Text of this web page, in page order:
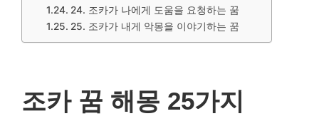
24. 조카가 나에게 도움을 요청하는 꿈
25. 조카가 내게 악몽을 이야기하는 꿈
조카 꿈 해몽 25가지